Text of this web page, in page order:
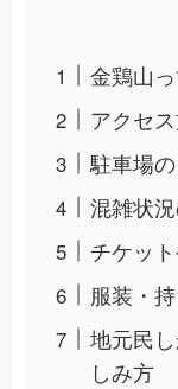
金鶏山
アクセ
駐車場
混雑状
チケッ
服装・
地元民
しみ方